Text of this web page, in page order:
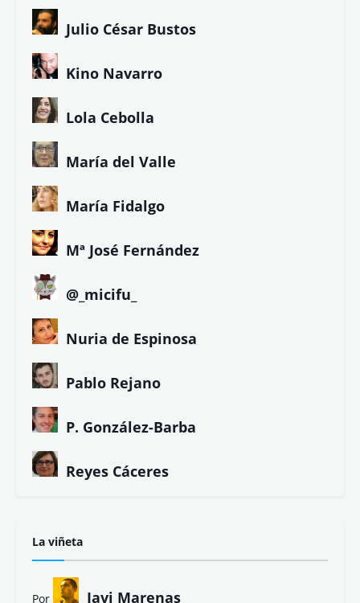
Julio César Bustos
Kino Navarro
Lola Cebolla
María del Valle
María Fidalgo
Mª José Fernández
@_micifu_
Nuria de Espinosa
Pablo Rejano
P. González-Barba
Reyes Cáceres
La viñeta
Por Javi Marenas